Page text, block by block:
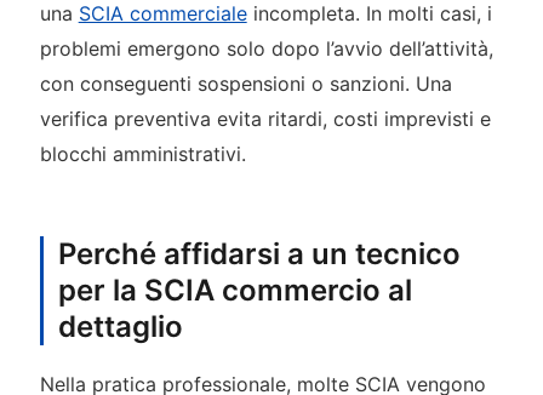
una SCIA commercialeincompleta. In molti casi, i
problemi emergono solo dopo l’avvio dell’attività,
con conseguenti sospensioni o sanzioni. Una
verifica preventiva evita ritardi, costi imprevisti e
blocchi amministrativi.
Perché affidarsi a un tecnico
per la SCIA commercio al
dettaglio
Nella pratica professionale, molte SCIA vengono